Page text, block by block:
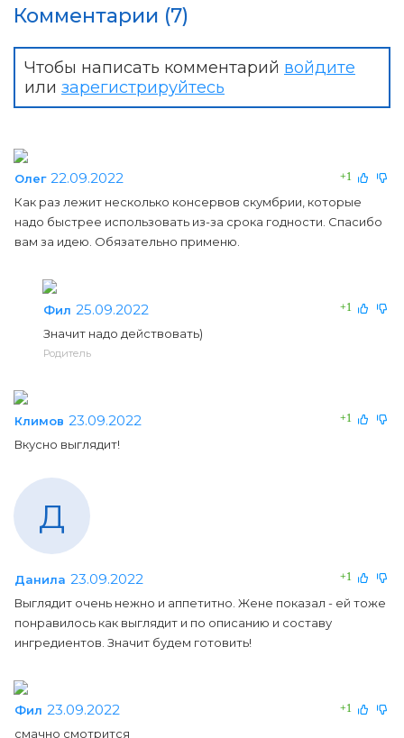
Комментарии (7)
Чтобы написать комментарий войдите
или зарегистрируйтесь
+1
Олег 22.09.2022
Как раз лежит несколько консервов скумбрии, которые
надо быстрее использовать из-за срока годности. Спасибо
вам за идею. Обязательно применю.
+1
Фил 25.09.2022
Значит надо действовать)
Родитель
+1
Климов 23.09.2022
Вкусно выглядит!
Д
+1
Данила 23.09.2022
Выглядит очень нежно и аппетитно. Жене показал - ей тоже
понравилось как выглядит и по описанию и составу
ингредиентов. Значит будем готовить!
+1
Фил 23.09.2022
смачно смотрится